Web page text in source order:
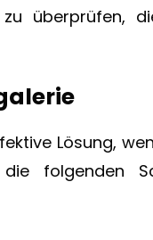
überprüfen,
Lösung,
folgenden